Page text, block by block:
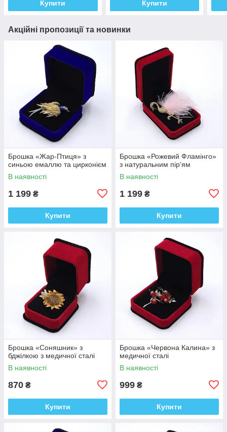
Купити Купити
Акційні пропозиції та новинки
Брошка «Жар-Птиця» з
синьою емаллю та цирконієм
В наявності
1 199 ₴
Купити
Брошка «Рожевий Фламінго»
з натуральним пір'ям
В наявності
1 199 ₴
Купити
Брошка «Соняшник» з
бджілкою з медичної сталі
В наявності
870 ₴
Купити
Брошка «Червона Калина» з
медичної сталі
В наявності
999 ₴
Купити